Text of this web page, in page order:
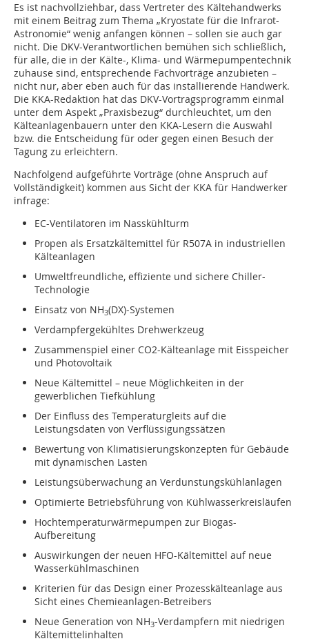
Es ist nachvollziehbar, dass Vertreter des Kältehandwerks
mit einem Beitrag zum Thema „Kryostate für die Infrarot-
Astronomie“ wenig anfangen können – sollen sie auch gar
nicht. Die DKV-Verantwortlichen bemühen sich schließlich,
für alle, die in der Kälte-, Klima- und Wärmepumpentechnik
zuhause sind, entsprechende Fachvorträge anzubieten –
nicht nur, aber eben auch für das installierende Handwerk.
Die KKA-Redaktion hat das DKV-Vortragsprogramm einmal
unter dem Aspekt „Praxisbezug“ durchleuchtet, um den
Kälteanlagenbauern unter den KKA-Lesern die Auswahl
bzw. die Entscheidung für oder gegen einen Besuch der
Tagung zu erleichtern.
Nachfolgend aufgeführte Vorträge (ohne Anspruch auf
Vollständigkeit) kommen aus Sicht der KKA für Handwerker
infrage:
EC-Ventilatoren im Nasskühlturm
Propen als Ersatzkältemittel für R507A in industriellen
Kälteanlagen
Umweltfreundliche, effiziente und sichere Chiller-
Technologie
Einsatz von NH3(DX)-Systemen
Verdampfergekühltes Drehwerkzeug
Zusammenspiel einer CO2-Kälteanlage mit Eisspeicher
und Photovoltaik
Neue Kältemittel – neue Möglichkeiten in der
gewerblichen Tiefkühlung
Der Einfluss des Temperaturgleits auf die
Leistungsdaten von Verflüssigungssätzen
Bewertung von Klimatisierungskonzepten für Gebäude
mit dynamischen Lasten
Leistungsüberwachung an Verdunstungskühlanlagen
Optimierte Betriebsführung von Kühlwasserkreisläufen
Hochtemperaturwärmepumpen zur Biogas-
Aufbereitung
Auswirkungen der neuen HFO-Kältemittel auf neue
Wasserkühlmaschinen
Kriterien für das Design einer Prozesskälteanlage aus
Sicht eines Chemieanlagen-Betreibers
Neue Generation von NH3-Verdampfern mit niedrigen
Kältemittelinhalten